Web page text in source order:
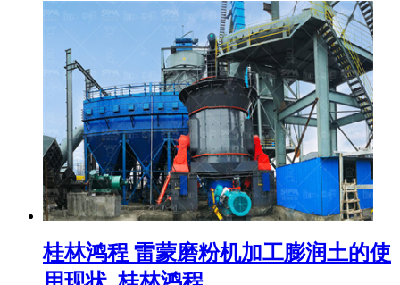
桂林鸿程 雷蒙磨粉机加工膨润土的使